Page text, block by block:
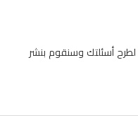
لطرح أسئلتك وسنقوم بنشر